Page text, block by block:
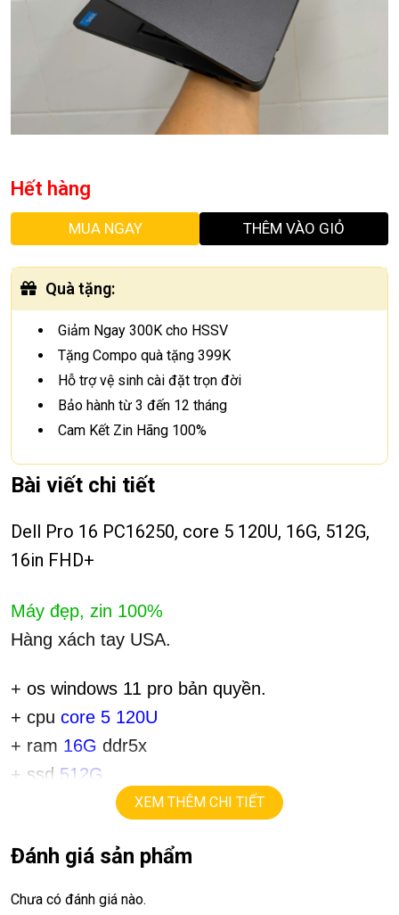
Hết hàng
MUA NGAY THÊM VÀO GIỎ
Quà tặng:
Giảm Ngay 300K cho HSSV
Tặng Compo quà tặng 399K
Hỗ trợ vệ sinh cài đặt trọn đời
Bảo hành từ 3 đến 12 tháng
Cam Kết Zin Hãng 100%
Bài viết chi tiết
Dell Pro 16 PC16250, core 5 120U, 16G, 512G,
16in FHD+
Máy đẹp, zin 100%
Hàng xách tay USA.
+ os windows 11 pro bản quyền.
+ cpu core 5 120U
+ ram 16G ddr5x
+ ssd 512G.
FHD+,( 1920 x 1200)
+USB type C,hdmi, webcam.
XEM THÊM CHI TIẾT
Đánh giá sản phẩm
Chưa có đánh giá nào.